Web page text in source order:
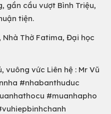
gần cầu vượt Bình Triệu,
tiện.
Nhà Thờ Fatima, Đại học
vuông vức Liên hệ : Mr Vũ
#nhabanthuduc
#muanhapho